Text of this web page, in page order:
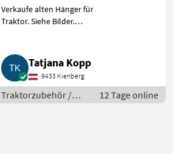
Verkaufe alten Hänger für
Traktor. Siehe Bilder.
Tatjana Kopp
9433 Kienberg
Traktorzubehör /
Sonstiges
12 Tage online